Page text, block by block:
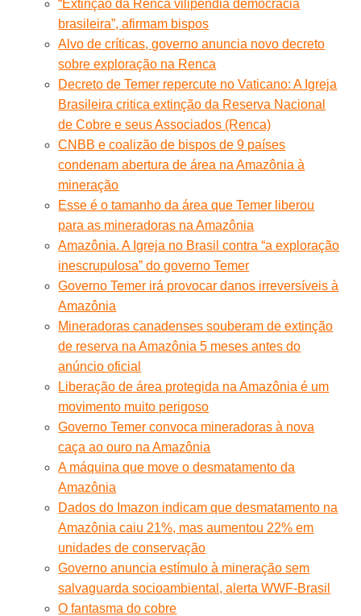
“Extinção da Renca vilipendia democracia
brasileira”, afirmam bispos
Alvo de críticas, governo anuncia novo decreto
sobre exploração na Renca
Decreto de Temer repercute no Vaticano: A Igreja
Brasileira critica extinção da Reserva Nacional
de Cobre e seus Associados (Renca)
CNBB e coalizão de bispos de 9 países
condenam abertura de área na Amazônia à
mineração
Esse é o tamanho da área que Temer liberou
para as mineradoras na Amazônia
Amazônia. A Igreja no Brasil contra “a exploração
inescrupulosa” do governo Temer
Governo Temer irá provocar danos irreversíveis à
Amazônia
Mineradoras canadenses souberam de extinção
de reserva na Amazônia 5 meses antes do
anúncio oficial
Liberação de área protegida na Amazônia é um
movimento muito perigoso
Governo Temer convoca mineradoras à nova
caça ao ouro na Amazônia
A máquina que move o desmatamento da
Amazônia
Dados do Imazon indicam que desmatamento na
Amazônia caiu 21%, mas aumentou 22% em
unidades de conservação
Governo anuncia estímulo à mineração sem
salvaguarda socioambiental, alerta WWF-Brasil
O fantasma do cobre